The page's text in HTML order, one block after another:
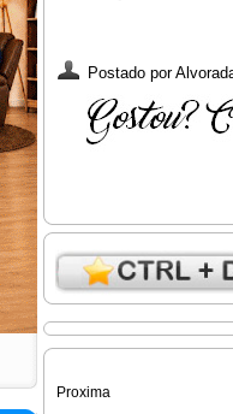
Postado por
Proxima